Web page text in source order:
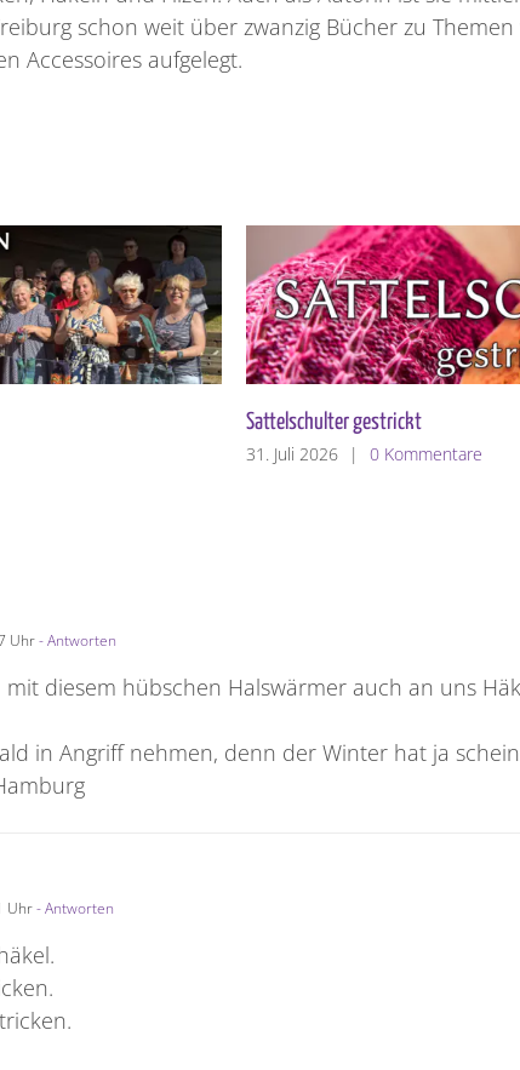
schon weit über zwanzig Bücher zu Themen
Accessoires aufgelegt.
Die Sattelschulter
24. Juli 2026
| 1 Kommentar
Uhr- Antworten
mit diesem hübschen Halswärmer auch an uns
in Angriff nehmen, denn der Winter hat ja
Uhr- Antworten